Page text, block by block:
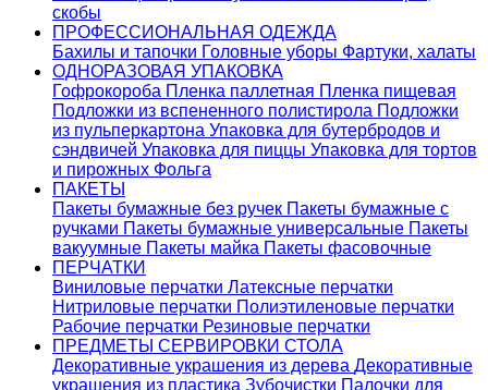
скобы
ПРОФЕССИОНАЛЬНАЯ ОДЕЖДА
Бахилы и тапочки Головные уборы Фартуки, халаты
ОДНОРАЗОВАЯ УПАКОВКА
Гофрокороба Пленка паллетная Пленка пищевая
Подложки из вспененного полистирола Подложки
из пульперкартона Упаковка для бутербродов и
сэндвичей Упаковка для пиццы Упаковка для тортов
и пирожных Фольга
ПАКЕТЫ
Пакеты бумажные без ручек Пакеты бумажные с
ручками Пакеты бумажные универсальные Пакеты
вакуумные Пакеты майка Пакеты фасовочные
ПЕРЧАТКИ
Виниловые перчатки Латексные перчатки
Нитриловые перчатки Полиэтиленовые перчатки
Рабочие перчатки Резиновые перчатки
ПРЕДМЕТЫ СЕРВИРОВКИ СТОЛА
Декоративные украшения из дерева Декоративные
украшения из пластика Зубочистки Палочки для